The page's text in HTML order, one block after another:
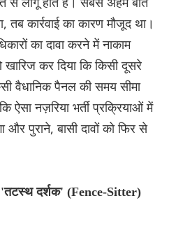
कार्रवाई का कारण मौजूद था।
का दावा करने में नाकाम
कर दिया कि किसी दूसरे
वैधानिक पैनल की समय सीमा
ऐसा नज़रिया भर्ती प्रक्रियाओं में
और पुराने, बासी दावों को फिर से
'तटस्थ दर्शक' (Fence-Sitter)